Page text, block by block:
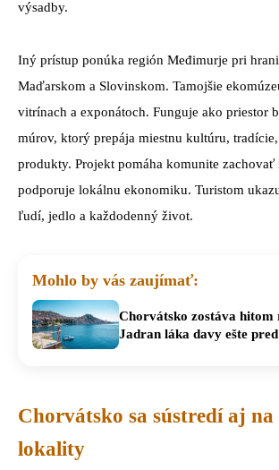
výsadby.
Iný prístup ponúka región Međimurje pri
Maďarskom a Slovinskom. Tamojšie
vitrínach a exponátoch. Funguje ako priestor
múrov, ktorý prepája miestnu kultúru,
produkty. Projekt pomáha komunite zachovať
podporuje lokálnu ekonomiku. Turistom
ľudí, jedlo a každodenný život.
Mohlo by vás zaujímať:
Chorvátsko zostáva hitom
Jadran láka davy ešte
Chorvátsko sa sústredí aj na
lokality